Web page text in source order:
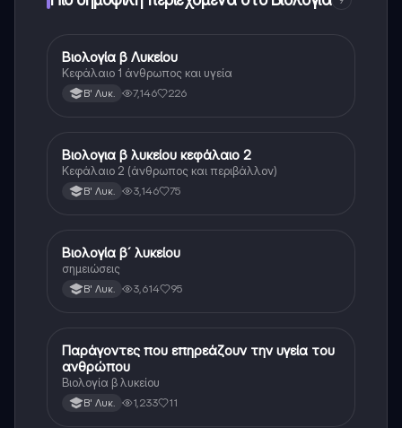
Βιολογία
Βιολογία β Λυκείου
Κεφάλαιο 1 άνθρωπος και υγεία
Β' Λυκ. 7,146 226
Βιολογία
Βιολογια β λυκείου κεφάλαιο 2
Κεφάλαιο 2 (άνθρωπος και περιβάλλον)
Β' Λυκ. 3,146 75
Βιολογία
Βιολογία β´ λυκείου
σημειώσεις
Β' Λυκ. 3,614 95
Βιολογία
Παράγοντες που επηρεάζουν την υγεία του
ανθρώπου
Βιολογία β λυκείου
Β' Λυκ. 1,233 11